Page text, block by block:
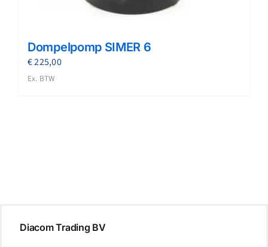
Dompelpomp SIMER 6
€225,00
Ex. BTW
Diacom Trading BV